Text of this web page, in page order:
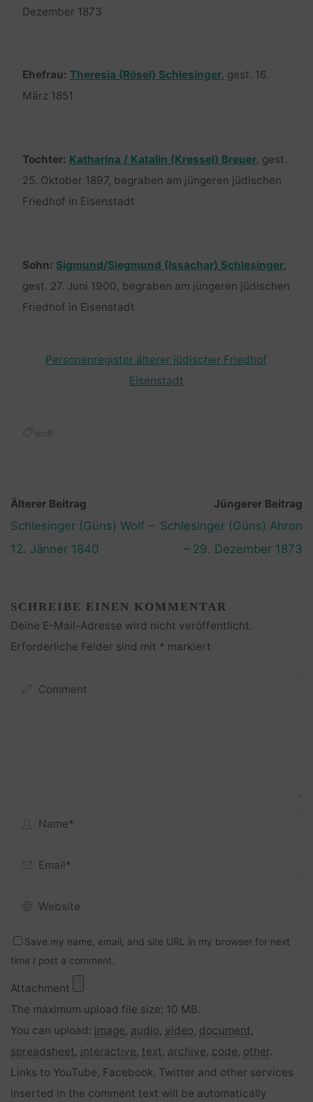
Dezember 1873
Ehefrau: Theresia (Rösel) Schlesinger, gest. 16.
März 1851
Tochter: Katharina / Katalin (Kressel) Breuer, gest.
25. Oktober 1897, begraben am jüngeren jüdischen
Friedhof in Eisenstadt
Sohn: Sigmund/Siegmund (Issachar) Schlesinger,
gest. 27. Juni 1900, begraben am jüngeren jüdischen
Friedhof in Eisenstadt
Personenregister älterer jüdischer Friedhof
Eisenstadt
wolf
Älterer Beitrag
Schlesinger (Güns) Wolf –
12. Jänner 1840
Jüngerer Beitrag
Schlesinger (Güns) Ahron
– 29. Dezember 1873
SCHREIBE EINEN KOMMENTAR
Deine E-Mail-Adresse wird nicht veröffentlicht.
Erforderliche Felder sind mit * markiert
Save my name, email, and site URL in my browser for next
time I post a comment.
Attachment
The maximum upload file size: 10 MB.
You can upload: image, audio, video, document,
spreadsheet, interactive, text, archive, code, other.
Links to YouTube, Facebook, Twitter and other services
inserted in the comment text will be automatically